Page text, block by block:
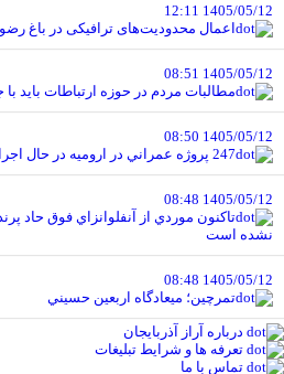
1405/05/12 12:11
اعمال محدودیت‌های ترافیکی در باغ
1405/05/12 08:51
مطالبات مردم در حوزه ارتباطات بايد
1405/05/12 08:50
247 پروژه عمراني در اروميه در حال اجراست
1405/05/12 08:48
تاکنون موردي از آنفلوانزاي فوق حاد
نشده است
1405/05/12 08:48
تمرچين؛ ميعادگاه اربعين حسيني
درباره آراز آذربایجان
تعرفه ها و شرایط تبلیغات
تماس با ما